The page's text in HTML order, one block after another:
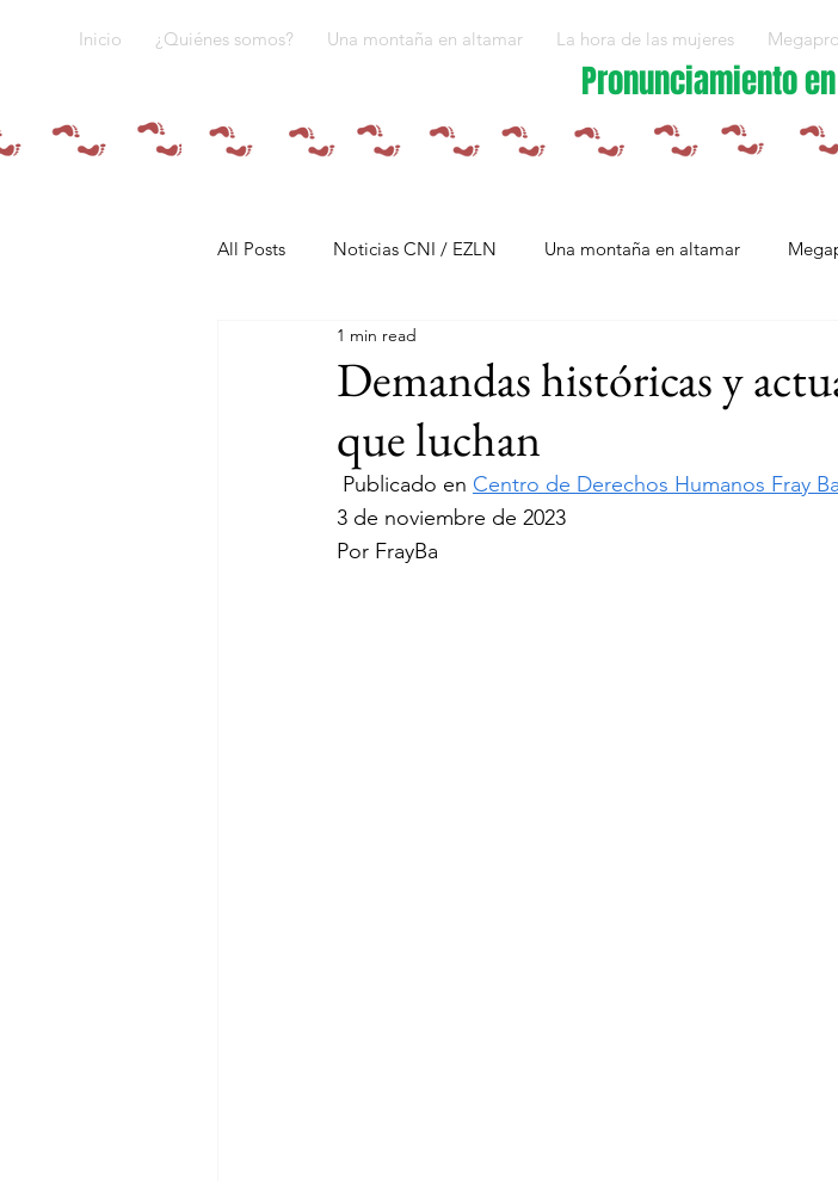
Inicio ¿Quiénes somos? Una montaña en altamar La hora de las mujeres
Pronunciamiento en
All Posts Noticias CNI / EZLN Una montaña en altamar
Pandemia y pueblos indígenas
Resistencias Tren Maya
Demandas históricas y
que luchan
1 min read
Publicado en Centro de Derechos Humanos Fray
3 de noviembre de 2023
Por FrayBa